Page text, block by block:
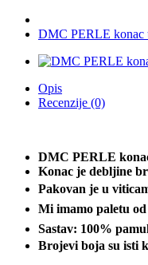
DMC PERLE konac
Opis
Recenzije (0)
DMC PERLE
Konac je debljine
Pakovan je u
Mi imamo paletu od
Sastav: 100%
Brojevi boja su isti